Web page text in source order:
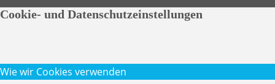
Cookie- und Datenschutzeinstellungen
Wie wir Cookies verwenden